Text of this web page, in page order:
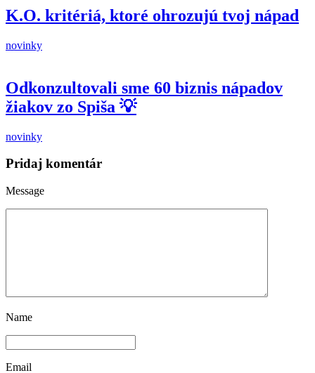
K.O. kritériá, ktoré ohrozujú tvoj nápad
novinky
Odkonzultovali sme 60 biznis nápadov
žiakov zo Spiša 💡
novinky
Pridaj komentár
Message
Name
Email